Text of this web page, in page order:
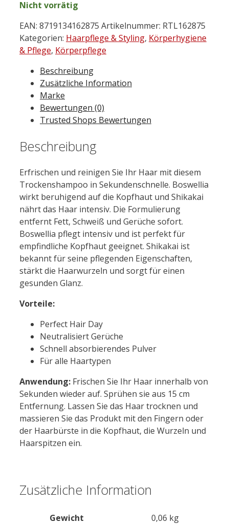
Nicht vorrätig
EAN: 8719134162875 Artikelnummer: RTL162875
Kategorien: Haarpflege & Styling, Körperhygiene
& Pflege, Körperpflege
Beschreibung
Zusätzliche Information
Marke
Bewertungen (0)
Trusted Shops Bewertungen
Beschreibung
Erfrischen und reinigen Sie Ihr Haar mit diesem
Trockenshampoo in Sekundenschnelle. Boswellia
wirkt beruhigend auf die Kopfhaut und Shikakai
nährt das Haar intensiv. Die Formulierung
entfernt Fett, Schweiß und Gerüche sofort.
Boswellia pflegt intensiv und ist perfekt für
empfindliche Kopfhaut geeignet. Shikakai ist
bekannt für seine pflegenden Eigenschaften,
stärkt die Haarwurzeln und sorgt für einen
gesunden Glanz.
Vorteile:
Perfect Hair Day
Neutralisiert Gerüche
Schnell absorbierendes Pulver
Für alle Haartypen
Anwendung: Frischen Sie Ihr Haar innerhalb von
Sekunden wieder auf. Sprühen sie aus 15 cm
Entfernung. Lassen Sie das Haar trocknen und
massieren Sie das Produkt mit den Fingern oder
der Haarbürste in die Kopfhaut, die Wurzeln und
Haarspitzen ein.
Zusätzliche Information
Gewicht 0,06 kg